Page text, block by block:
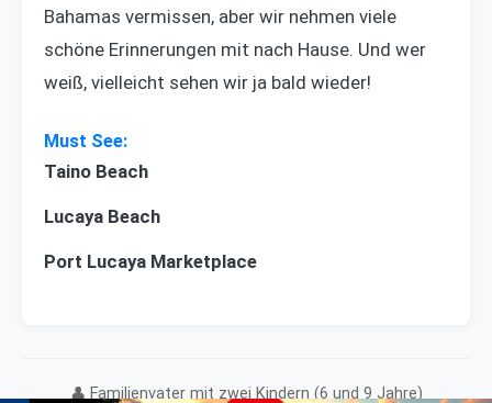
Bahamas vermissen, aber wir nehmen viele
schöne Erinnerungen mit nach Hause. Und wer
weiß, vielleicht sehen wir ja bald wieder!
Taino Beach
Lucaya Beach
Port Lucaya Marketplace
👤 Familienvater mit zwei Kindern (6 und 9 Jahre)